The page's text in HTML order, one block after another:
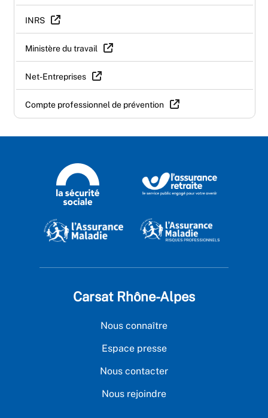
INRS
Ministère du travail
Net-Entreprises
Compte professionnel de prévention
Carsat Rhône-Alpes
Nous connaître
Espace presse
Nous contacter
Nous rejoindre